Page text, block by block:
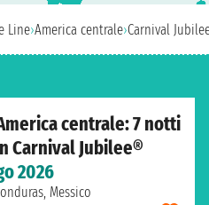
Line›America centrale›Carnival
centrale: 7 notti
Carnival Jubilee®
2026
Messico